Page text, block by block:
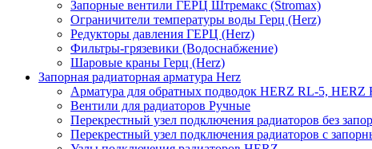
Запорные вентили ГЕРЦ Штремакс (Stromax)
Ограничители температуры воды Герц (Herz)
Редукторы давления ГЕРЦ (Herz)
Фильтры-грязевики (Водоснабжение)
Шаровые краны Герц (Herz)
Запорная радиаторная арматура Herz
Арматура для обратных подводок HERZ RL-5, HERZ
Вентили для радиаторов Ручные
Перекрестный узел подключения радиаторов без
Перекрестный узел подключения радиаторов с